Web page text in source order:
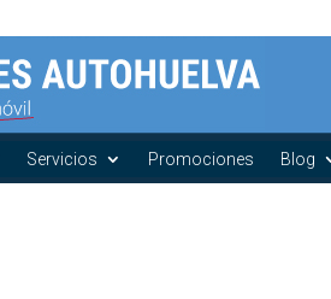
Servicios Promociones Blog